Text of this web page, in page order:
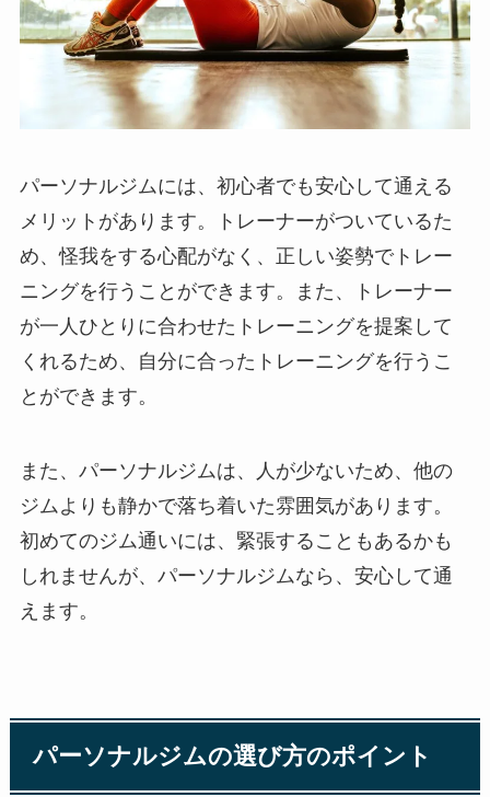
パーソナルジムには、初心者でも安心して通える
メリットがあります。トレーナーがついているた
め、怪我をする心配がなく、正しい姿勢でトレー
ニングを行うことができます。また、トレーナー
が一人ひとりに合わせたトレーニングを提案して
くれるため、自分に合ったトレーニングを行うこ
とができます。
また、パーソナルジムは、人が少ないため、他の
ジムよりも静かで落ち着いた雰囲気があります。
初めてのジム通いには、緊張することもあるかも
しれませんが、パーソナルジムなら、安心して通
えます。
パーソナルジムの選び方のポイント